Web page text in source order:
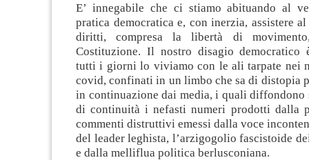
E’ innegabile che ci stiamo abituando al
pratica democratica e, con inerzia, assistere
diritti, compresa la libertà di
Costituzione. Il nostro disagio democratico
tutti i giorni lo viviamo con le ali tarpate nei
covid, confinati in un limbo che sa di distopia
in continuazione dai media, i quali diffondono
di continuità i nefasti numeri prodotti dalla
commenti distruttivi emessi dalla voce
del leader leghista, l’arzigogolio fascistoide
e dalla melliflua politica berlusconiana.